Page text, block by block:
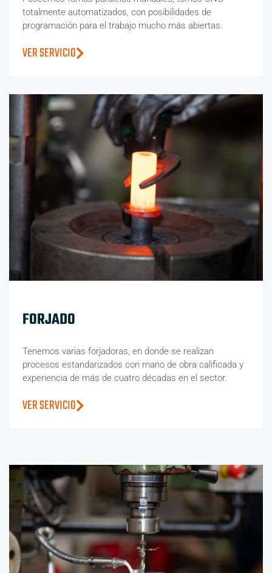
totalmente automatizados, con posibilidades de
programación para el trabajo mucho más abiertas.
VER SERVICIO
FORJADO
Tenemos varias forjadoras, en donde se realizan
procesos estandarizados con mano de obra calificada y
experiencia de más de cuatro décadas en el sector.
VER SERVICIO